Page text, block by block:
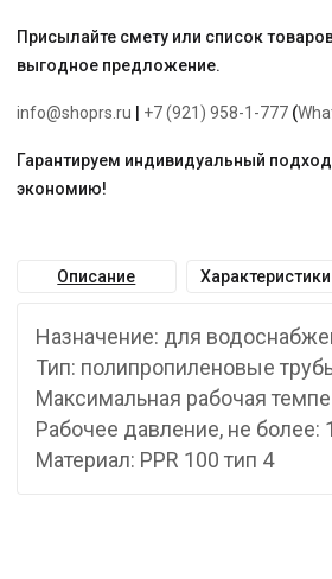
Присылайте смету или список
выгодное предложение.
info@shoprs.ru +7 (921) 958-1-777 (
Гарантируем индивидуальный
экономию!
Описание Характеристики
Назначение: для
Тип: полипропиленовые
Максимальная рабочая
Рабочее давление, не более:
Материал: PPR 100 тип 4